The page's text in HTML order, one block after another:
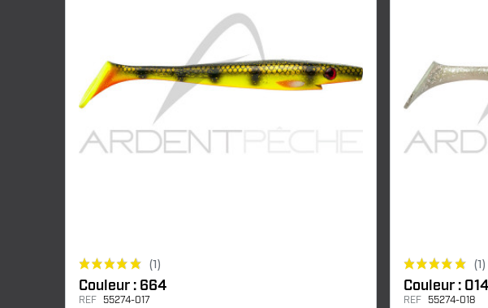
(1)
Couleur : 664
REF 55274-017
(1)
Couleur : 014
REF 55274-018